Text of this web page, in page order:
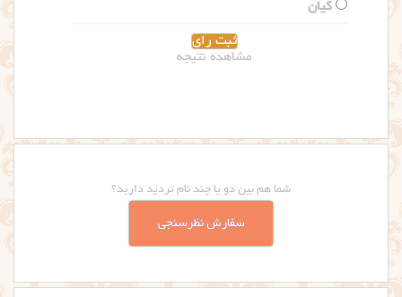
مشاهده نتیجه
شما هم بین دو یا چند نام تردید دارید؟
سفارش نظرسنجی